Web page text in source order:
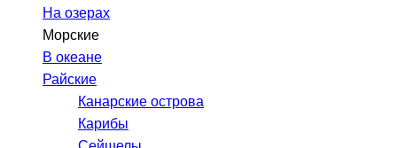
На озерах
Морские
В океане
Райские
Канарские острова
Карибы